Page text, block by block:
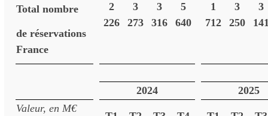
Total nombre
2
226
3
273
3
316
5
640
1
712
3
250
3
de réservations
France
2024
2025
Valeur, en M€